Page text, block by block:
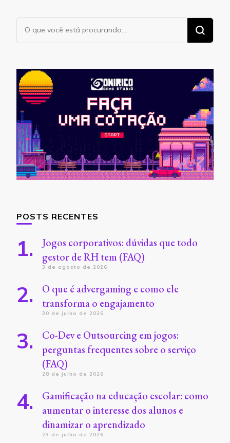
Procurando
algo?
POSTS RECENTES
Jogos corporativos: dúvidas que todo
gestor de RH tem (FAQ)
3 de agosto de 2026
O que é advergaming e como ele
transforma o engajamento
30 de julho de 2026
Co-Dev e Outsourcing em jogos:
perguntas frequentes sobre o serviço
(FAQ)
28 de julho de 2026
Gamificação na educação escolar: como
aumentar o interesse dos alunos e
dinamizar o aprendizado
23 de julho de 2026